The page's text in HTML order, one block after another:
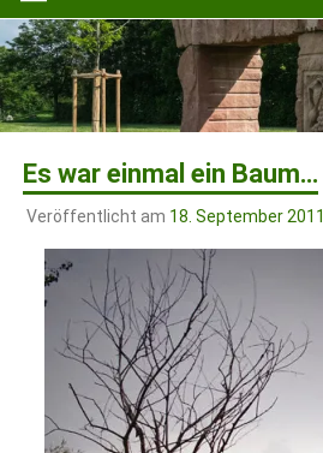
Es war einmal ein Baum…
Veröffentlicht am 18. September 2011